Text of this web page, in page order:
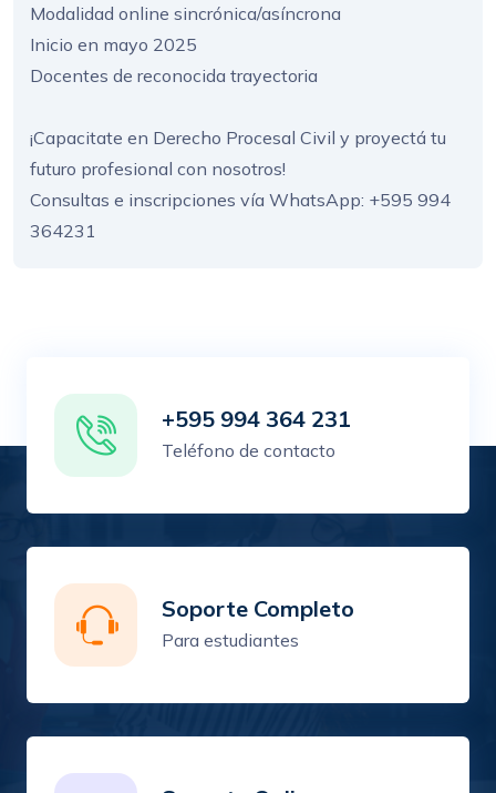
Modalidad online sincrónica/asíncrona
Inicio en mayo 2025
Docentes de reconocida trayectoria
¡Capacitate en Derecho Procesal Civil y proyectá tu
futuro profesional con nosotros!
Consultas e inscripciones vía WhatsApp: +595 994
364231
+595 994 364 231
Teléfono de contacto
Soporte Completo
Para estudiantes